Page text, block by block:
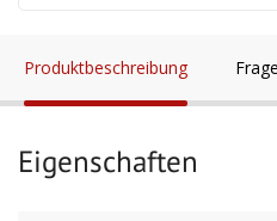
Produktbeschreibung
Eigenschaften